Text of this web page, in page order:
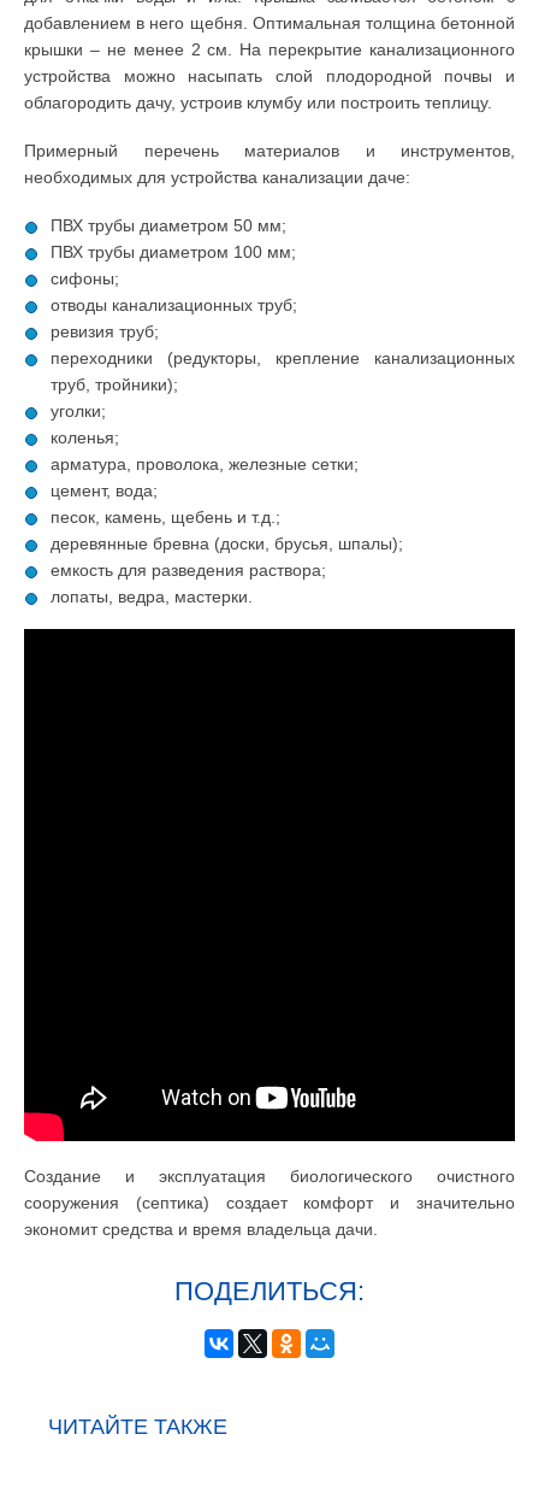
добавлением в него щебня. Оптимальная толщина бетонной
крышки – не менее 2 см. На перекрытие канализационного
устройства можно насыпать слой плодородной почвы и
облагородить дачу, устроив клумбу или построить теплицу.
Примерный перечень материалов и инструментов,
необходимых для устройства канализации даче:
ПВХ трубы диаметром 50 мм;
ПВХ трубы диаметром 100 мм;
сифоны;
отводы канализационных труб;
ревизия труб;
переходники (редукторы, крепление канализационных
труб, тройники);
уголки;
коленья;
арматура, проволока, железные сетки;
цемент, вода;
песок, камень, щебень и т.д.;
деревянные бревна (доски, брусья, шпалы);
емкость для разведения раствора;
лопаты, ведра, мастерки.
Создание и эксплуатация биологического очистного
сооружения (септика) создает комфорт и значительно
экономит средства и время владельца дачи.
ПОДЕЛИТЬСЯ:
ЧИТАЙТЕ ТАКЖЕ